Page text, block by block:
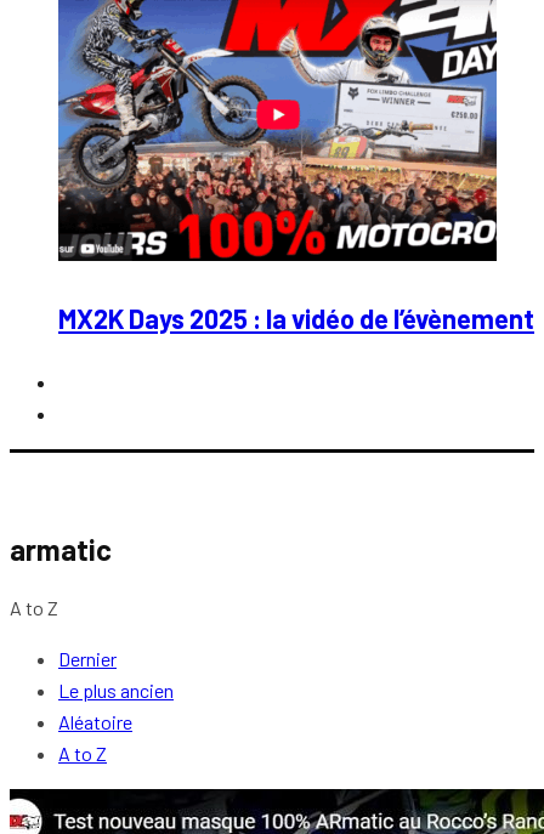
MX2K Days 2025 : la vidéo de l’évènement
armatic
A to Z
Dernier
Le plus ancien
Aléatoire
A to Z